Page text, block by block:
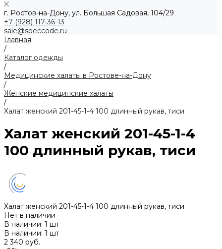
г. Ростов-на-Дону, ул. Большая Садовая, 104/29
+7 (928) 117-36-13
sale@speccode.ru
Главная
/
Каталог одежды
/
Медицинские халаты в Ростове-на-Дону
/
Женские медицинские халаты
/
Халат женский 201-45-1-4 100 длинный рукав, тиси
Халат женский 201-45-1-4
100 длинный рукав, тиси
Халат женский 201-45-1-4 100 длинный рукав, тиси
Нет в наличии
В наличии: 1 шт
В наличии: 1 шт
2 340 руб.